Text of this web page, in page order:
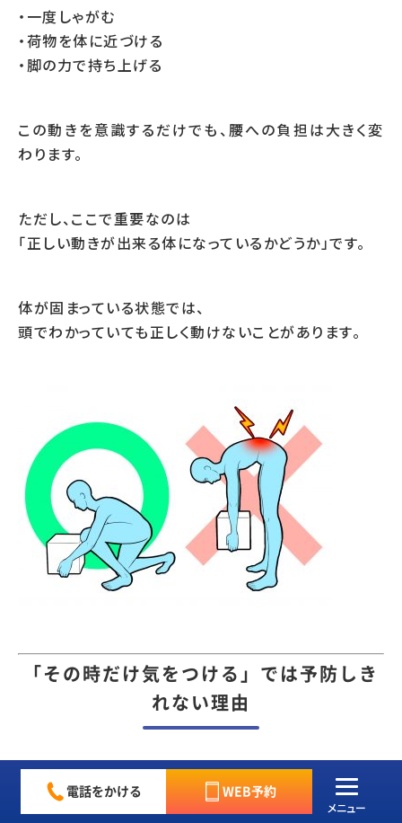
・一度しゃがむ
・荷物を体に近づける
・脚の力で持ち上げる
この動きを意識するだけでも、腰への負担は大きく変
わります。
ただし、ここで重要なのは
「正しい動きが出来る体になっているかどうか」です。
体が固まっている状態では、
頭でわかっていても正しく動けないことがあります。
「その時だけ気をつける」では予防しき
れない理由
ぎっくり腰を予防するために、
電話をかける WEB予約
メニュー